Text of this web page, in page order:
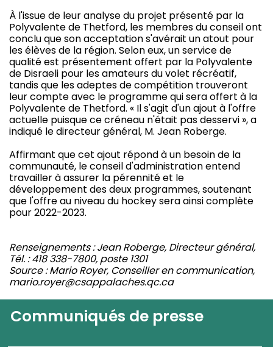
À l'issue de leur analyse du projet présenté par la
Polyvalente de Thetford, les membres du conseil ont
conclu que son acceptation s'avérait un atout pour
les élèves de la région. Selon eux, un service de
qualité est présentement offert par la Polyvalente
de Disraeli pour les amateurs du volet récréatif,
tandis que les adeptes de compétition trouveront
leur compte avec le programme qui sera offert à la
Polyvalente de Thetford. « Il s'agit d'un ajout à l'offre
actuelle puisque ce créneau n'était pas desservi », a
indiqué le directeur général, M. Jean Roberge.
Affirmant que cet ajout répond à un besoin de la
communauté, le conseil d'administration entend
travailler à assurer la pérennité et le
développement des deux programmes, soutenant
que l'offre au niveau du hockey sera ainsi complète
pour 2022-2023.
Renseignements : Jean Roberge, Directeur général,
Tél. : 418 338-7800, poste 1301
Source : Mario Royer, Conseiller en communication,
mario.royer@csappalaches.qc.ca
Communiqués de presse